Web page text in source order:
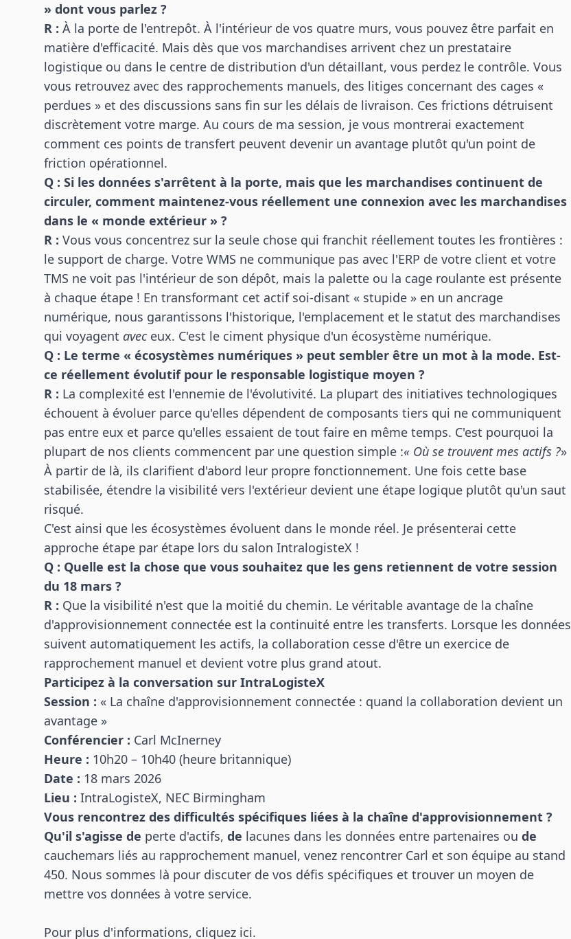
» dont vous parlez ?
R : À la porte de l'entrepôt. À l'intérieur de vos quatre murs, vous pouvez être parfait en
matière d'efficacité. Mais dès que vos marchandises arrivent chez un prestataire
logistique ou dans le centre de distribution d'un détaillant, vous perdez le contrôle. Vous
vous retrouvez avec des rapprochements manuels, des litiges concernant des cages «
perdues » et des discussions sans fin sur les délais de livraison. Ces frictions détruisent
discrètement votre marge. Au cours de ma session, je vous montrerai exactement
comment ces points de transfert peuvent devenir un avantage plutôt qu'un point de
friction opérationnel.
Q : Si les données s'arrêtent à la porte, mais que les marchandises continuent de
circuler, comment maintenez-vous réellement une connexion avec les marchandises
dans le « monde extérieur » ?
R : Vous vous concentrez sur la seule chose qui franchit réellement toutes les frontières :
le support de charge. Votre WMS ne communique pas avec l'ERP de votre client et votre
TMS ne voit pas l'intérieur de son dépôt, mais la palette ou la cage roulante est présente
à chaque étape ! En transformant cet actif soi-disant « stupide » en un ancrage
numérique, nous garantissons l'historique, l'emplacement et le statut des marchandises
qui voyagent aveceux. C'est le ciment physique d'un écosystème numérique.
Q : Le terme « écosystèmes numériques » peut sembler être un mot à la mode. Est-
ce réellement évolutif pour le responsable logistique moyen ?
R : La complexité est l'ennemie de l'évolutivité. La plupart des initiatives technologiques
échouent à évoluer parce qu'elles dépendent de composants tiers qui ne communiquent
pas entre eux et parce qu'elles essaient de tout faire en même temps. C'est pourquoi la
plupart de nos clients commencent par une question simple :« Où se trouvent mes actifs ?»
À partir de là, ils clarifient d'abord leur propre fonctionnement. Une fois cette base
stabilisée, étendre la visibilité vers l'extérieur devient une étape logique plutôt qu'un saut
risqué.
C'est ainsi que les écosystèmes évoluent dans le monde réel. Je présenterai cette
approche étape par étape lors du salon IntralogisteX !
Q : Quelle est la chose que vous souhaitez que les gens retiennent de votre session
du 18 mars ?
R : Que la visibilité n'est que la moitié du chemin. Le véritable avantage de la chaîne
d'approvisionnement connectée est la continuité entre les transferts. Lorsque les données
suivent automatiquement les actifs, la collaboration cesse d'être un exercice de
rapprochement manuel et devient votre plus grand atout.
Participez à la conversation sur IntraLogisteX
Session : « La chaîne d'approvisionnement connectée : quand la collaboration devient un
avantage »
Conférencier : Carl McInerney
Heure : 10h20 – 10h40 (heure britannique)
Date : 18 mars 2026
Lieu : IntraLogisteX, NEC Birmingham
Vous rencontrez des difficultés spécifiques liées à la chaîne d'approvisionnement ?
Qu'il s'agisse de perte d'actifs, de lacunes dans les données entre partenaires ou de
cauchemars liés au rapprochement manuel, venez rencontrer Carl et son équipe au stand
450. Nous sommes là pour discuter de vos défis spécifiques et trouver un moyen de
mettre vos données à votre service.
Pour plus d'informations, cliquez ici.